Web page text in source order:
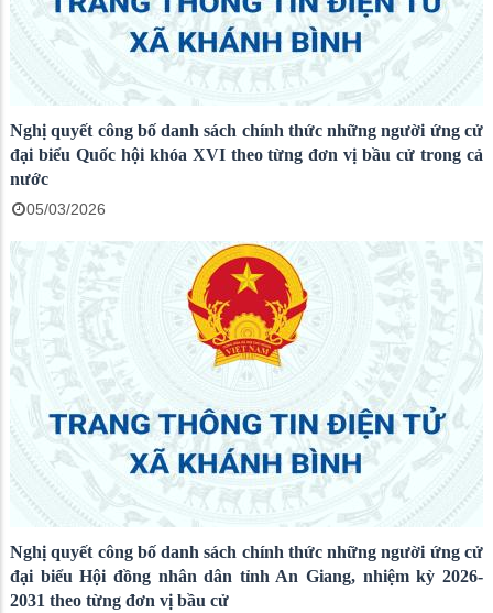
Nghị quyết công bố danh sách chính thức những người ứng cử
đại biểu Quốc hội khóa XVI theo từng đơn vị bầu cử trong cả
nước
05/03/2026
Nghị quyết công bố danh sách chính thức những người ứng cử
đại biểu Hội đồng nhân dân tỉnh An Giang, nhiệm kỳ 2026-
2031 theo từng đơn vị bầu cử